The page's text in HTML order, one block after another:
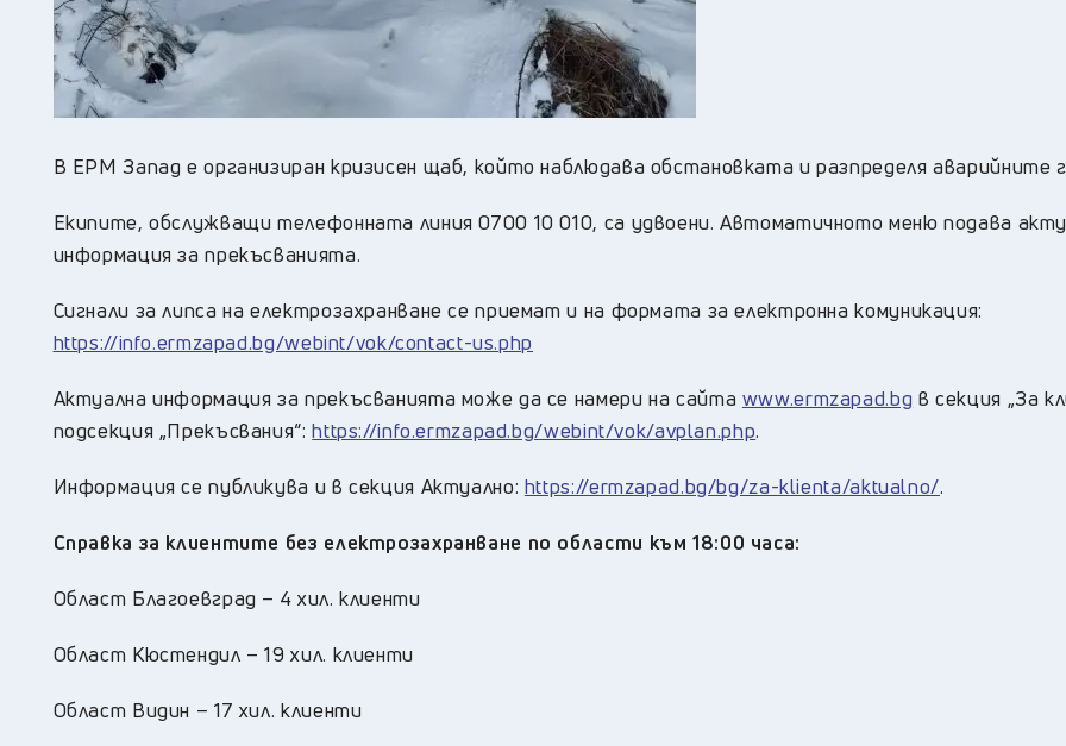
В ЕРМ Запад е организиран кризисен щаб, който наблюдава обстановката и разпределя аварийните
Екипите, обслужващи телефонната линия 0700 10 010, са удвоени. Автоматичното меню подава
информация за прекъсванията.
Сигнали за липса на електрозахранване се приемат и на формата за електронна комуникация:
https://info.ermzapad.bg/webint/vok/contact-us.php
Актуална информация за прекъсванията може да се намери на сайта www.ermzapad.bg в секция „За
подсекция „Прекъсвания“:https://info.ermzapad.bg/webint/vok/avplan.php.
Информация се публикува и в секция Актуално: https://ermzapad.bg/bg/za-klienta/aktualno/.
Справка за клиентите без електрозахранване по области към 18:00 часа:
Област Благоевград – 4 хил. клиенти
Област Кюстендил – 19 хил. клиенти
Област Видин – 17 хил. клиенти